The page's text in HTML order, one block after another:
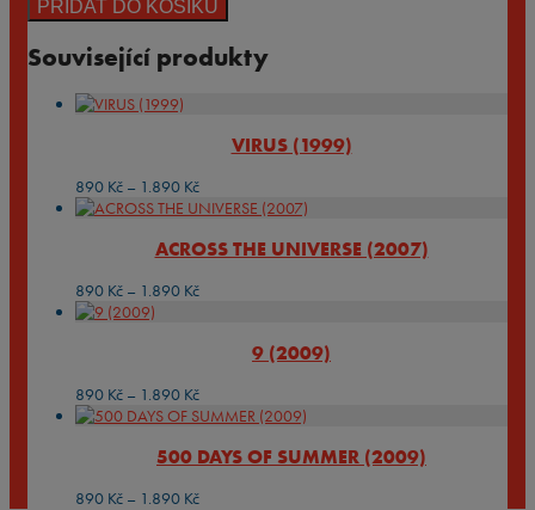
PŘIDAT DO KOŠÍKU
Související produkty
VIRUS (1999)
890 Kč – 1.890 KčRozpětí
cen:
až
ACROSS THE UNIVERSE (2007)
890 Kč – 1.890 KčRozpětí
9 (2009)
890 Kč – 1.890 KčRozpětí
cen:
až
500 DAYS OF SUMMER (2009)
890 Kč – 1.890 KčRozpětí